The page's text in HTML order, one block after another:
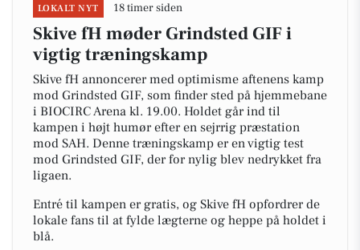
LOKALT NYT 18 timer siden
Skive fH møder Grindsted GIF i
vigtig træningskamp
Skive fH annoncerer med optimisme aftenens kamp
mod Grindsted GIF, som finder sted på hjemmebane
i BIOCIRC Arena kl. 19.00. Holdet går ind til
kampen i højt humør efter en sejrrig præstation
mod SAH. Denne træningskamp er en vigtig test
mod Grindsted GIF, der for nylig blev nedrykket fra
ligaen.
Entré til kampen er gratis, og Skive fH opfordrer de
lokale fans til at fylde lægterne og heppe på holdet i
blå.